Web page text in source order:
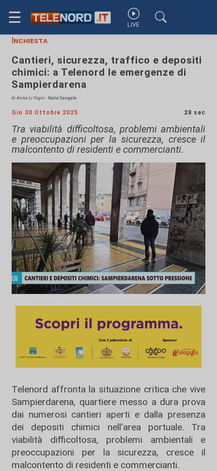
☰ LIVE
Inchiesta
Cantieri, sicurezza, traffico e depositi
chimici: a Telenord le emergenze di
Sampierdarena
di Anna Li Vigni - Katia Gangale
Gio 30 Ottobre 2025 28 sec
Tra viabilità difficoltosa, problemi ambientali
e preoccupazioni per la sicurezza, cresce il
malcontento di residenti e commercianti.
Telenord affronta la situazione critica che vive
Sampierdarena, quartiere messo a dura prova
dai numerosi cantieri aperti e dalla presenza
dei depositi chimici nell’area portuale. Tra
viabilità difficoltosa, problemi ambientali e
preoccupazioni per la sicurezza, cresce il
malcontento di residenti e commercianti.